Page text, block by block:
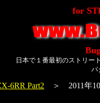
for
日本で１番最初のストリー
バ
6RR Part2 ＞ 2011年10